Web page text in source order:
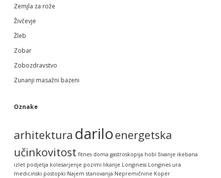
Zemjla za rože
Živčevje
Žleb
Zobar
Zobozdravstvo
Zunanji masažni bazeni
Oznake
arhitektura dariloenergetska
učinkovitost fitnes doma gastroskopija hobi šivanje ikebana
izlet podjetja kolesarjenje pozimi likanje Longiness Longines ura
medicinski postopki Najem stanovanja Nepremičnine Koper